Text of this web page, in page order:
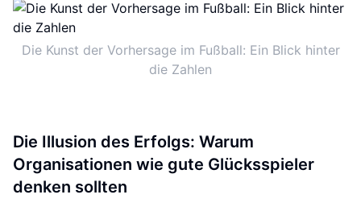
Die Kunst der Vorhersage im Fußball: Ein Blick hinter
die Zahlen
Die Illusion des Erfolgs: Warum
Organisationen wie gute Glücksspieler
denken sollten